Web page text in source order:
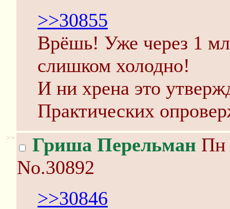
>>30855
Врёшь! Уже через 1
слишком холодно!
И ни хрена это
Практических
>> Гриша Перельман Пн
No.30892
>>30846